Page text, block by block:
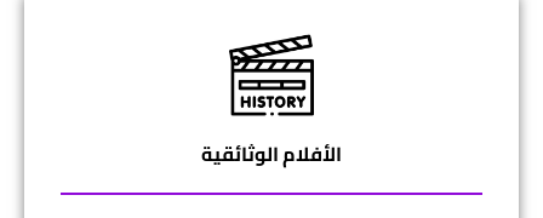
الأفلام الوثائقية